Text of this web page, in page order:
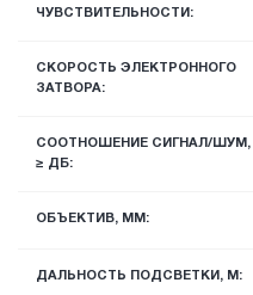
ЧУВСТВИТЕЛЬНОСТИ:
СКОРОСТЬ ЭЛЕКТРОННОГО
ЗАТВОРА:
СООТНОШЕНИЕ СИГНАЛ/ШУМ,
≥ ДБ:
ОБЪЕКТИВ, ММ:
ДАЛЬНОСТЬ ПОДСВЕТКИ, М: